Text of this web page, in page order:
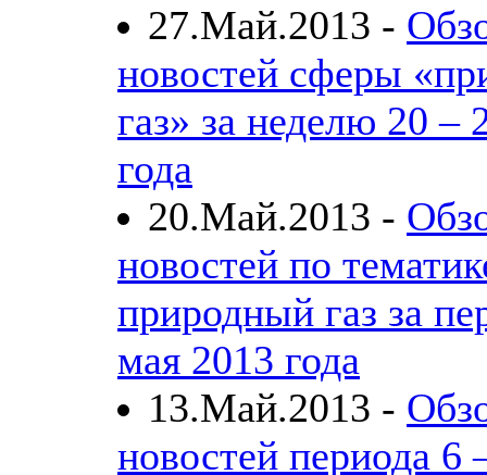
27.Май.2013 -
новостей сферы
газ» за неделю 20 –
года
20.Май.2013 -
новостей по
природный газ за
мая 2013 года
13.Май.2013 -
новостей периода 6